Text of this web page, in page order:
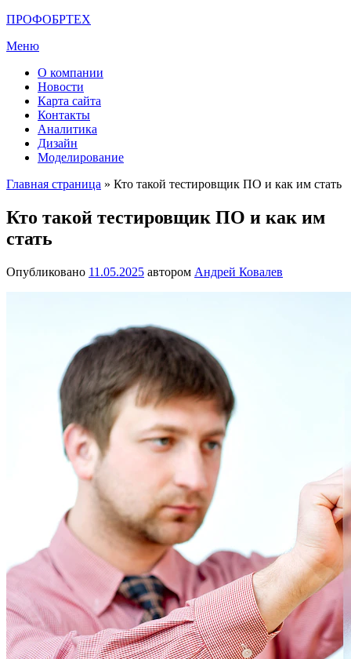
Перейти
содержимому
ПРОФОБРТЕХ
Меню
О компании
Новости
Карта сайта
Контакты
Аналитика
Дизайн
Моделирование
Главная страница » Кто такой тестировщик ПО и как им стать
Кто такой тестировщик ПО и как им
стать
Опубликовано 11.05.2025 автором Андрей Ковалев